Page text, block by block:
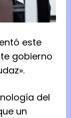
este
gobierno
del
un